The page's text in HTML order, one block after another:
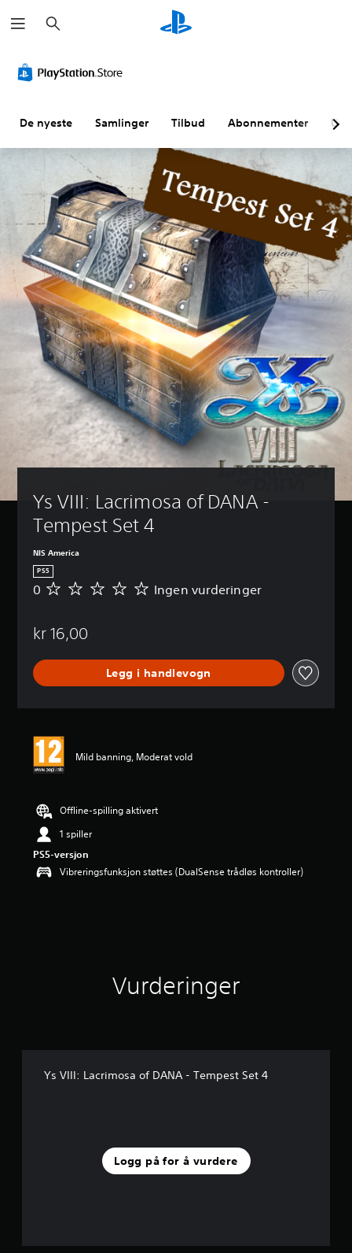
ø
k
De nyeste Samlinger Tilbud Abonnementer
Ys VIII: Lacrimosa of DANA -
Tempest Set 4
NIS America
PS5
I
e
v
u
n
g
0 Ingen vurderinger
kr 16,00
Legg i handlevogn
Mild banning, Moderat vold
Offline-spilling aktivert
1 spiller
PS5-versjon
Vibreringsfunksjon støttes (DualSense trådløs kontroller)
Vurderinger
Ys VIII: Lacrimosa of DANA - Tempest Set 4
Logg på for å vurdere